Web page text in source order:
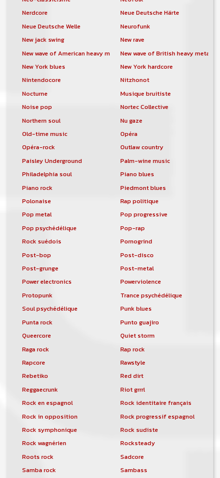
Nerdcore
Neue Deutsche Härte
Neue Deutsche Welle
Neurofunk
New jack swing
New rave
New wave of American heavy metalNew wave of British heavy metal
New York blues
New York hardcore
Nintendocore
Nitzhonot
Nocturne
Musique bruitiste
Noise pop
Nortec Collective
Northern soul
Nu gaze
Old-time music
Opéra
Opéra-rock
Outlaw country
Paisley Underground
Palm-wine music
Philadelphia soul
Piano blues
Piano rock
Piedmont blues
Polonaise
Rap politique
Pop metal
Pop progressive
Pop psychédélique
Pop-rap
Rock suédois
Pornogrind
Post-bop
Post-disco
Post-grunge
Post-metal
Power electronics
Powerviolence
Protopunk
Trance psychédélique
Soul psychédélique
Punk blues
Punta rock
Punto guajiro
Queercore
Quiet storm
Raga rock
Rap rock
Rapcore
Rawstyle
Rebetiko
Red dirt
Reggaecrunk
Riot grrrl
Rock en espagnol
Rock identitaire français
Rock in opposition
Rock progressif espagnol
Rock symphonique
Rock sudiste
Rock wagnérien
Rocksteady
Roots rock
Sadcore
Samba rock
Sambass